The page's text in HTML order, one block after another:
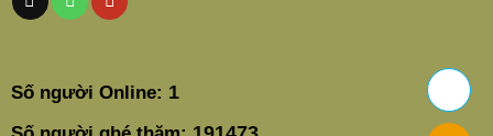
Số người Online: 1